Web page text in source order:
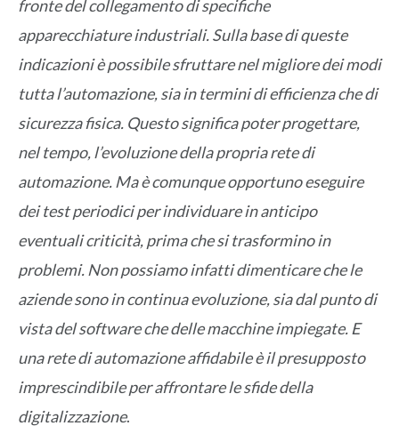
fronte del collegamento di specifiche
apparecchiature industriali. Sulla base di queste
indicazioni è possibile sfruttare nel migliore dei modi
tutta l’automazione, sia in termini di efficienza che di
sicurezza fisica. Questo significa poter progettare,
nel tempo, l’evoluzione della propria rete di
automazione. Ma è comunque opportuno eseguire
dei test periodici per individuare in anticipo
eventuali criticità, prima che si trasformino in
problemi. Non possiamo infatti dimenticare che le
aziende sono in continua evoluzione, sia dal punto di
vista del software che delle macchine impiegate. E
una rete di automazione affidabile è il presupposto
imprescindibile per affrontare le sfide della
digitalizzazione.